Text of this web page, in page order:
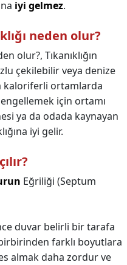
iyi gelmez.
neden olur?
olur?, Tıkanıklığın
çekilebilir veya denize
kaloriferli ortamlarda
engellemek için ortamı
ya da odada kaynayan
iyi gelir.
Eğriliği (Septum
duvar belirli bir tarafa
farklı boyutlara
almak daha zordur ve